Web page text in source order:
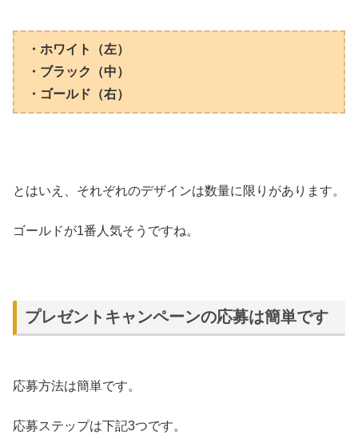
・ホワイト（左）
・ブラック（中）
・ゴールド（右）
とはいえ、それぞれのデザインは数量に限りがあります。
ゴールドが1番人気そうですね。
プレゼントキャンペーンの応募は簡単です
応募方法は簡単です。
応募ステップは下記3つです。